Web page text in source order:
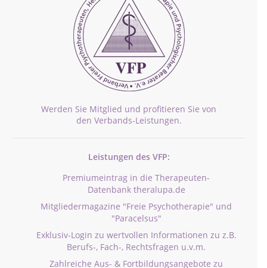
Werden Sie Mitglied und profitieren Sie von
den Verbands-Leistungen.
Leistungen des VFP:
Premiumeintrag in die Therapeuten-
Datenbank theralupa.de
Mitgliedermagazine "Freie Psychotherapie" und
"Paracelsus"
Exklusiv-Login zu wertvollen Informationen zu z.B.
Berufs-, Fach-, Rechtsfragen u.v.m.
Zahlreiche Aus- & Fortbildungsangebote zu